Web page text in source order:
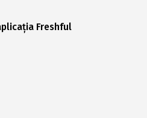
Freshful